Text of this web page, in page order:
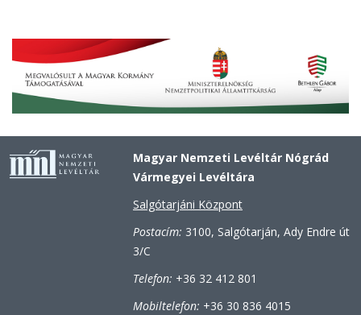
Magyar Nemzeti Levéltár Nógrád
Vármegyei Levéltára
Salgótarjáni Központ
Postacím: 3100, Salgótarján, Ady Endre út
3/C
Telefon: +36 32 412 801
Mobiltelefon: +36 30 836 4015